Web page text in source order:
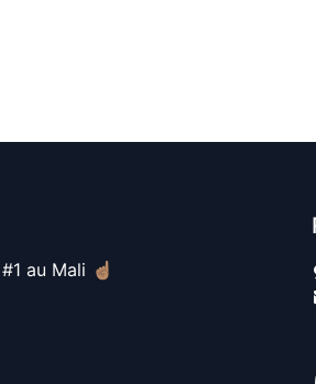
au Mali ☝🏽